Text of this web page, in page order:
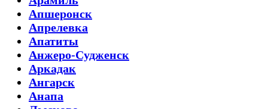
Апшеронск
Апрелевка
Апатиты
Анжеро-Судженск
Аркадак
Ангарск
Анапа